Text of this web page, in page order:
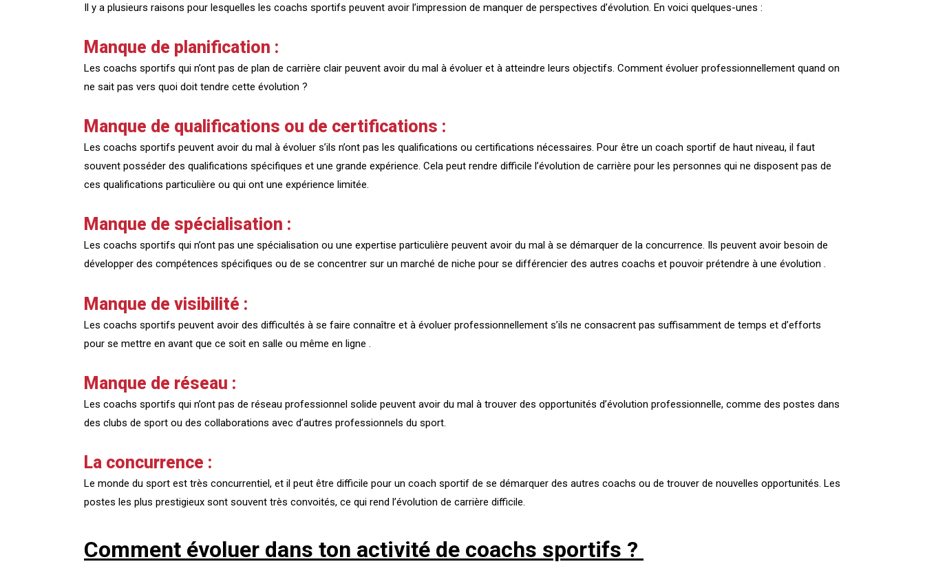
Il y a plusieurs raisons pour lesquelles les coachs sportifs peuvent avoir l’impression de manquer de perspectives d’évolution. En voici quelques-unes :
Manque de planification :
Les coachs sportifs qui n’ont pas de plan de carrière clair peuvent avoir du mal à évoluer et à atteindre leurs objectifs. Comment évoluer professionnellement quand on
ne sait pas vers quoi doit tendre cette évolution ?
Manque de qualifications ou de certifications :
Les coachs sportifs peuvent avoir du mal à évoluer s’ils n’ont pas les qualifications ou certifications nécessaires. Pour être un coach sportif de haut niveau, il faut
souvent posséder des qualifications spécifiques et une grande expérience. Cela peut rendre difficile l’évolution de carrière pour les personnes qui ne disposent pas de
ces qualifications particulière ou qui ont une expérience limitée.
Manque de spécialisation :
Les coachs sportifs qui n’ont pas une spécialisation ou une expertise particulière peuvent avoir du mal à se démarquer de la concurrence. Ils peuvent avoir besoin de
développer des compétences spécifiques ou de se concentrer sur un marché de niche pour se différencier des autres coachs et pouvoir prétendre à une évolution .
Manque de visibilité :
Les coachs sportifs peuvent avoir des difficultés à se faire connaître et à évoluer professionnellement s’ils ne consacrent pas suffisamment de temps et d’efforts
pour se mettre en avant que ce soit en salle ou même en ligne .
Manque de réseau :
Les coachs sportifs qui n’ont pas de réseau professionnel solide peuvent avoir du mal à trouver des opportunités d’évolution professionnelle, comme des postes dans
des clubs de sport ou des collaborations avec d’autres professionnels du sport.
La concurrence :
Le monde du sport est très concurrentiel, et il peut être difficile pour un coach sportif de se démarquer des autres coachs ou de trouver de nouvelles opportunités. Les
postes les plus prestigieux sont souvent très convoités, ce qui rend l’évolution de carrière difficile.
Comment évoluer dans ton activité de coachs sportifs ?